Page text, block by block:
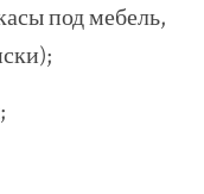
под мебель,